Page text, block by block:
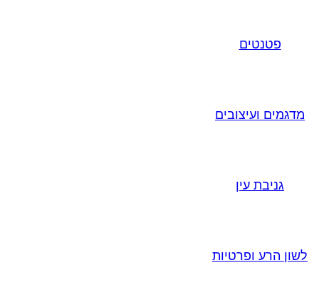
פטנטים
מדגמים ועיצובים
גניבת עין
לשון הרע ופרטיות